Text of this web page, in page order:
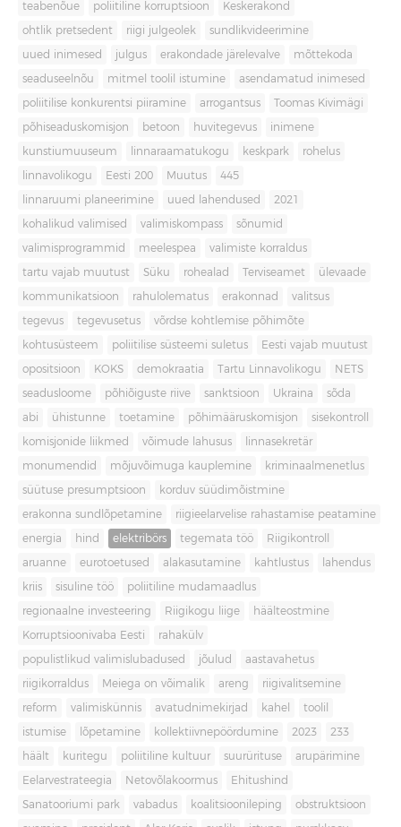
teabenõue poliitiline korruptsioon Keskerakond
ohtlik pretsedent riigi julgeolek sundlikvideerimine
uued inimesed julgus erakondade järelevalve mõttekoda
seaduseelnõu mitmel toolil istumine asendamatud inimesed
poliitilise konkurentsi piiramine arrogantsus Toomas Kivimägi
põhiseaduskomisjon betoon huvitegevus inimene
kunstiumuuseum linnaraamatukogu keskpark rohelus
linnavolikogu Eesti 200 Muutus 445
linnaruumi planeerimine uued lahendused 2021
kohalikud valimised valimiskompass sõnumid
valimisprogrammid meelespea valimiste korraldus
tartu vajab muutust Süku rohealad Terviseamet ülevaade
kommunikatsioon rahulolematus erakonnad valitsus
tegevus tegevusetus võrdse kohtlemise põhimõte
kohtusüsteem poliitilise süsteemi suletus Eesti vajab muutust
opositsioon KOKS demokraatia Tartu Linnavolikogu NETS
seadusloome põhiõiguste riive sanktsioon Ukraina sõda
abi ühistunne toetamine põhimääruskomisjon sisekontroll
komisjonide liikmed võimude lahusus linnasekretär
monumendid mõjuvõimuga kauplemine kriminaalmenetlus
süütuse presumptsioon korduv süüdimõistmine
erakonna sundlõpetamine riigieelarvelise rahastamise peatamine
energia hind elektribörs tegemata töö Riigikontroll
aruanne eurotoetused alakasutamine kahtlustus lahendus
kriis sisuline töö poliitiline mudamaadlus
regionaalne investeering Riigikogu liige häälteostmine
Korruptsioonivaba Eesti rahakülv
populistlikud valimislubadused jõulud aastavahetus
riigikorraldus Meiega on võimalik areng riigivalitsemine
reform valimiskünnis avatudnimekirjad kahel toolil
istumise lõpetamine kollektiivnepöördumine 2023 233
häält kuritegu poliitiline kultuur suurürituse arupärimine
Eelarvestrateegia Netovõlakoormus Ehitushind
Sanatooriumi park vabadus koalitsioonileping obstruktsioon